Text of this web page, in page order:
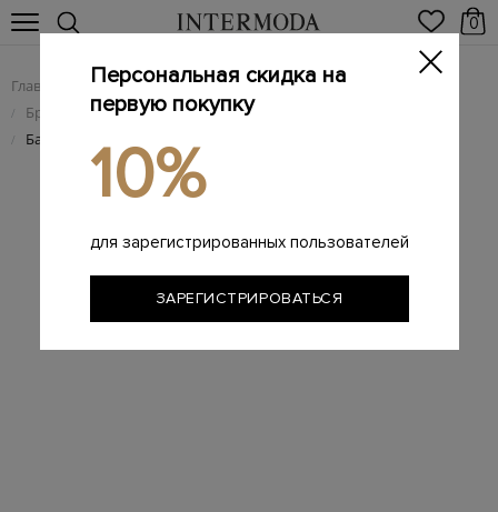
0
Главная Женщинам / Женская обувь
/ Брендовые женские сабо, мюли
/ Базовые мюли ручной работы из гладкой кожи наппа
Персональная скидка на
первую покупку
10%
для зарегистрированных пользователей
ЗАРЕГИСТРИРОВАТЬСЯ